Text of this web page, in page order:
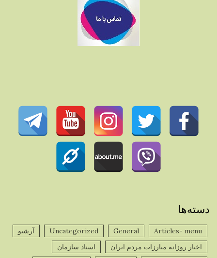
دسته‌ها
Articles- menu
General
Uncategorized
آرشیو
اخبار روزانه مبارزات مردم ایران
اسناد سازمان